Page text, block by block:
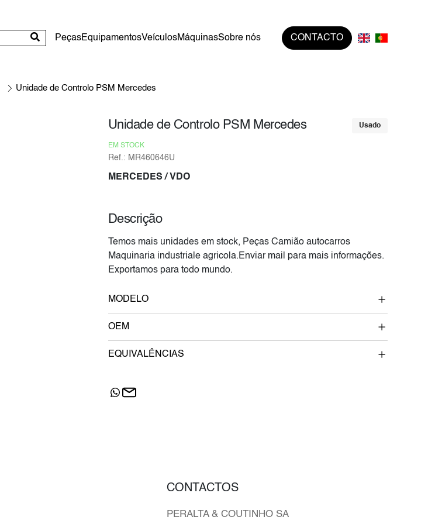
PeçasEquipamentosVeículosMáquinasSobre nós CONTACTO
Unidade de Controlo PSM Mercedes
Usado
Unidade de Controlo PSM Mercedes
EM STOCK
Ref.: MR460646U
MERCEDES / VDO
Descrição
Temos mais unidades em stock, Peças Camião autocarros
Maquinaria industriale agricola.Enviar mail para mais informações.
Exportamos para todo mundo.
MODELO
OEM
EQUIVALÊNCIAS
CONTACTOS
PERALTA & COUTINHO SA